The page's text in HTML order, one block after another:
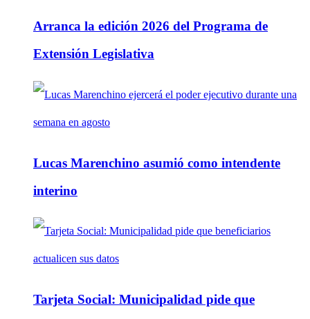
Arranca la edición 2026 del Programa de
Extensión Legislativa
Lucas Marenchino asumió como intendente
interino
Tarjeta Social: Municipalidad pide que